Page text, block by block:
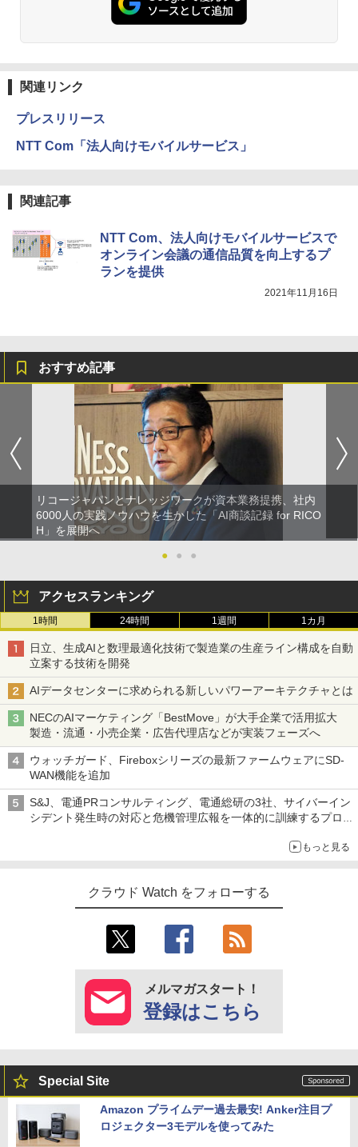
関連リンク
プレスリリース
NTT Com「法人向けモバイルサービス」
関連記事
NTT Com、法人向けモバイルサービスで
オンライン会議の通信品質を向上するプ
ランを提供
2021年11月16日
おすすめ記事
リコージャパンとナレッジワークが資本業務提携、社内
6000人の実践ノウハウを生かした「AI商談記録 for RICO
H」を展開へ
●
● ●
アクセスランキング
1時間 24時間 1週間 1カ月
日立、生成AIと数理最適化技術で製造業の生産ライン構成を自動
立案する技術を開発
AIデータセンターに求められる新しいパワーアーキテクチャとは
NECのAIマーケティング「BestMove」が大手企業で活用拡大
製造・流通・小売企業・広告代理店などが実装フェーズへ
ウォッチガード、Fireboxシリーズの最新ファームウェアにSD-
WAN機能を追加
S&J、電通PRコンサルティング、電通総研の3社、サイバーイン
シデント発生時の対応と危機管理広報を一体的に訓練するプログ
もっと見る
クラウド Watch をフォローする
メルマガスタート！
登録はこちら
Special Site
Amazon プライムデー過去最安! Anker注目プ
ロジェクター3モデルを使ってみた